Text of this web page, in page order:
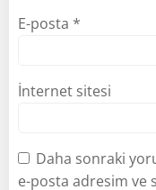
E-posta *
İnternet sitesi
Daha sonraki
e-posta adresim ve